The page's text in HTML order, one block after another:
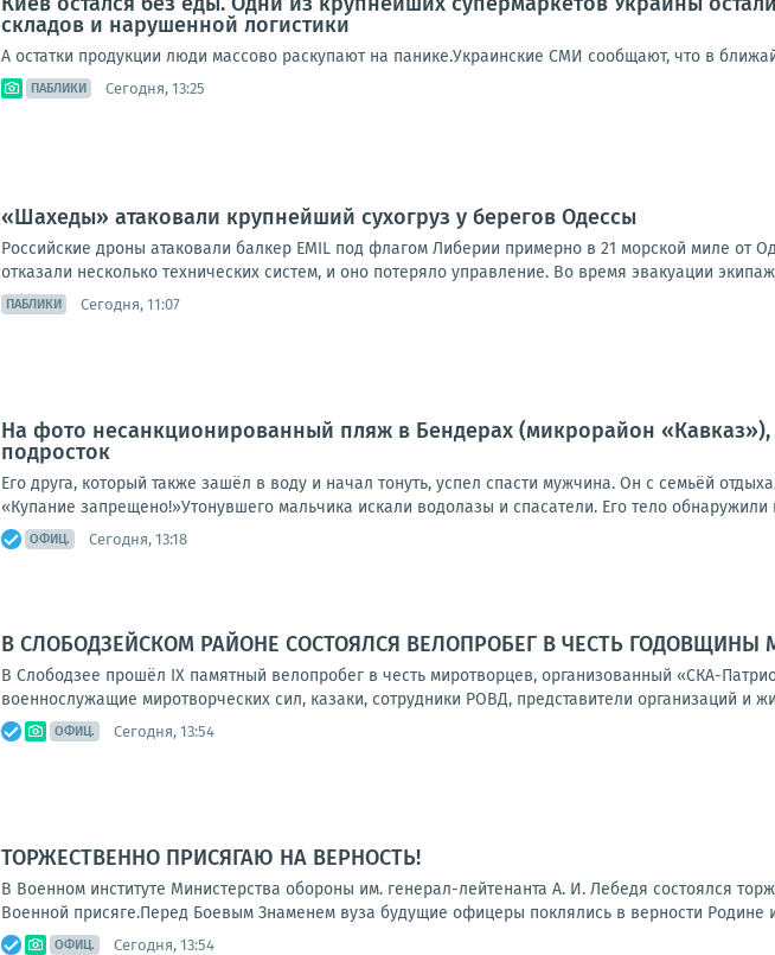
складов и нарушенной логистики
А остатки продукции люди массово раскупают на панике.Украинские СМИ сообщают, что в
ПАБЛИКИ Сегодня, 13:25
«Шахеды» атаковали крупнейший сухогруз у берегов Одессы
Российские дроны атаковали балкер EMIL под флагом Либерии примерно в 21 морской миле от
отказали несколько технических систем, и оно потеряло управление. Во время эвакуации
ПАБЛИКИ Сегодня, 11:07
На фото несанкционированный пляж в Бендерах (микрорайон «Кавказ»),
подросток
Его друга, который также зашёл в воду и начал тонуть, успел спасти мужчина. Он с семьёй
«Купание запрещено!»Утонувшего мальчика искали водолазы и спасатели. Его тело обнаружили
ОФИЦ. Сегодня, 13:18
В СЛОБОДЗЕЙСКОМ РАЙОНЕ СОСТОЯЛСЯ ВЕЛОПРОБЕГ В ЧЕСТЬ ГОДОВЩИНЫ
В Слободзее прошёл IX памятный велопробег в честь миротворцев, организованный «СКА-
военнослужащие миротворческих сил, казаки, сотрудники РОВД, представители организаций и
ОФИЦ. Сегодня, 13:54
ТОРЖЕСТВЕННО ПРИСЯГАЮ НА ВЕРНОСТЬ!
В Военном институте Министерства обороны им. генерал-лейтенанта А. И. Лебедя состоялся
Военной присяге.Перед Боевым Знаменем вуза будущие офицеры поклялись в верности Родине
ОФИЦ. Сегодня, 13:54